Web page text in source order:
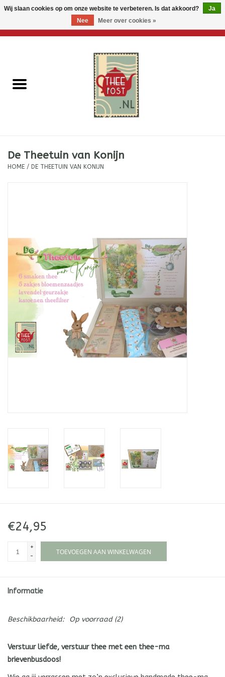
Losse thee
Thee cadeautjes
ICE tea
Shop-in-Shop
Tisanes (Rooibos, Kruiden &
Specerijen)
De Theetuin van Konijn
HOME / DE THEETUIN VAN KONIJN
€24,95
+
-
TOEVOEGEN AAN WINKELWAGEN
Informatie
Beschikbaarheid: Op voorraad(2)
Verstuur liefde, verstuur thee met een thee-ma
brievenbusdoos!
Wij slaan cookies op om onze website te verbeteren. Is dat akkoord?
Ja
Nee
Meer over cookies »